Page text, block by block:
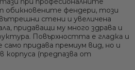
спукване; запазва формата
(нормално напомпване ~0,15 bar)
Здраво интегрирано ухо за
откъсне – гарантира безопасно
натоварване или влачене
условия:UV-защитен и
морски влияния (силно слънце,
обикновените фендери, този
стени и увеличена
придаващи му много здрава и
Повърхността е гладка и
само придава премиум вид, но и
корпуса (предпазва от